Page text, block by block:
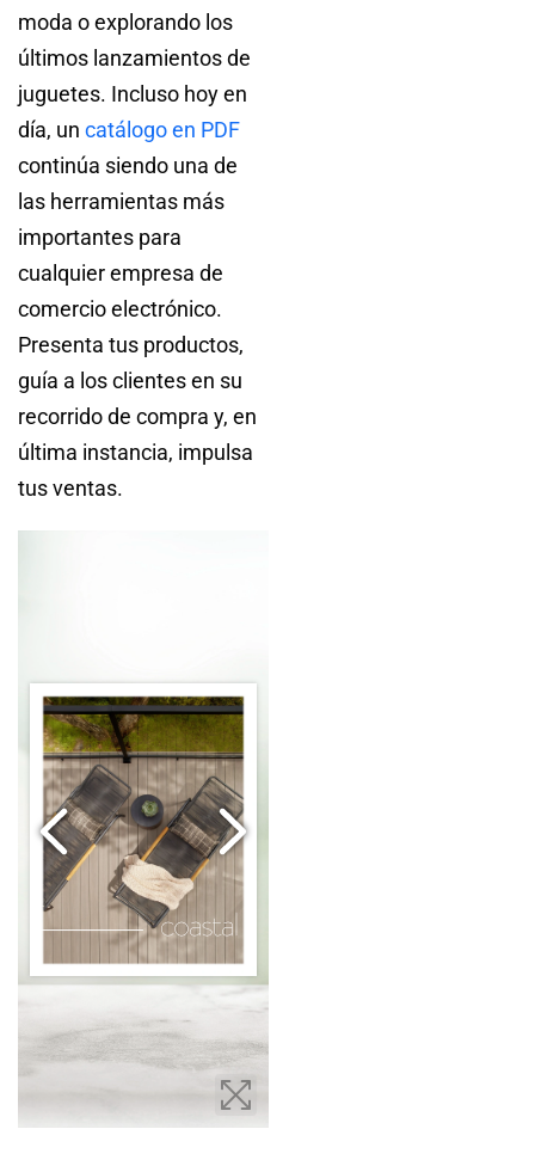
moda o explorando los
últimos lanzamientos de
juguetes. Incluso hoy en
día, un catálogo en PDF
continúa siendo una de
las herramientas más
importantes para
cualquier empresa de
comercio electrónico.
Presenta tus productos,
guía a los clientes en su
recorrido de compra y, en
última instancia, impulsa
tus ventas.